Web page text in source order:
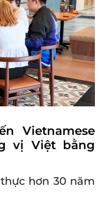
Vietnamese
vị Việt bằng
hơn 30 năm